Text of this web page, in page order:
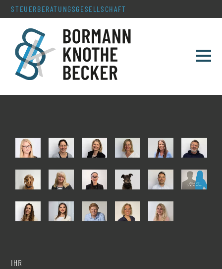
STEUERBERATUNGS­GESELLSCHAFT
SERVICE & AKTUELLES
KARRIERE
IHR